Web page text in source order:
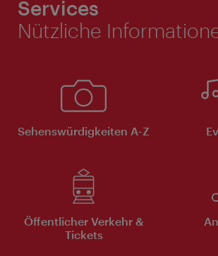
Services
Nützliche
Sehenswürdigkeiten A-Z
Öffentlicher Verkehr &
Tickets